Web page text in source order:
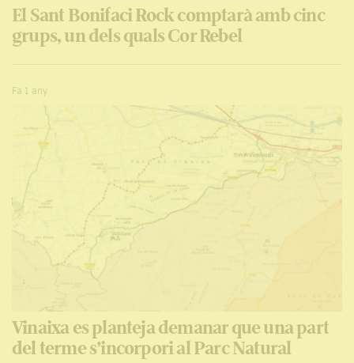
El Sant Bonifaci Rock comptarà amb cinc
grups, un dels quals Cor Rebel
Fa 1 any
Vinaixa es planteja demanar que una part
del terme s’incorpori al Parc Natural